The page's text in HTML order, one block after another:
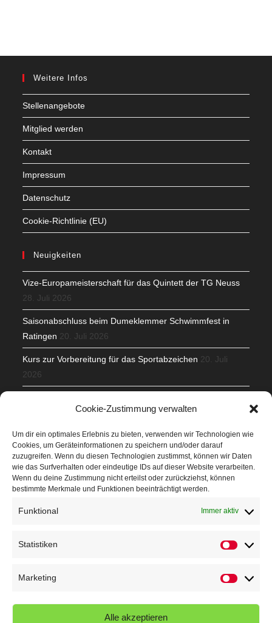
Cookie-Zustimmung verwalten
Um dir ein optimales Erlebnis zu bieten, verwenden wir Technologien wie
Cookies, um Geräteinformationen zu speichern und/oder darauf
zuzugreifen. Wenn du diesen Technologien zustimmst, können wir Daten
wie das Surfverhalten oder eindeutige IDs auf dieser Website verarbeiten.
Wenn du deine Zustimmung nicht erteilst oder zurückziehst, können
bestimmte Merkmale und Funktionen beeinträchtigt werden.
Funktional Immer aktiv
Statistiken
Marketing
Alle akzeptieren
Weitere Infos
Stellenangebote
Mitglied werden
Kontakt
Impressum
Datenschutz
Cookie-Richtlinie (EU)
Neuigkeiten
Vize-Europameisterschaft für das Quintett der TG Neuss
28. Juli 2026
Saisonabschluss beim Dumeklemmer Schwimmfest in
Ratingen 20. Juli 2026
Kurs zur Vorbereitung für das Sportabzeichen 20. Juli
2026
Veranstaltungen
Höffner Run
Schnuppertag
Kindersportfest